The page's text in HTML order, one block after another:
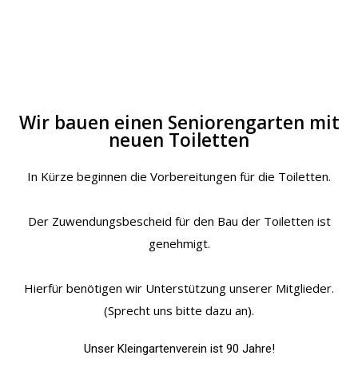
Wir bauen einen Seniorengarten mit
neuen Toiletten
In Kürze beginnen die Vorbereitungen für die Toiletten.
Der Zuwendungsbescheid für den Bau der Toiletten ist
genehmigt.
Hierfür benötigen wir Unterstützung unserer Mitglieder.
(Sprecht uns bitte dazu an).
Unser Kleingartenverein ist 90 Jahre!